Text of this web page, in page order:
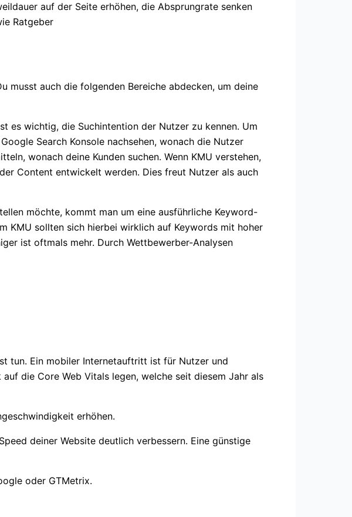
auf der Seite erhöhen, die Absprungrate senken
Ratgeber
musst auch die folgenden Bereiche abdecken, um deine
es wichtig, die Suchintention der Nutzer zu kennen. Um
Search Konsole nachsehen, wonach die Nutzer
wonach deine Kunden suchen. Wenn KMU verstehen,
Content entwickelt werden. Dies freut Nutzer als auch
möchte, kommt man um eine ausführliche Keyword-
KMU sollten sich hierbei wirklich auf Keywords mit hoher
ist oftmals mehr. Durch Wettbewerber-Analysen
tun. Ein mobiler Internetauftritt ist für Nutzer und
die Core Web Vitals legen, welche seit diesem Jahr als
erhöhen.
deiner Website deutlich verbessern. Eine günstige
oder GTMetrix.